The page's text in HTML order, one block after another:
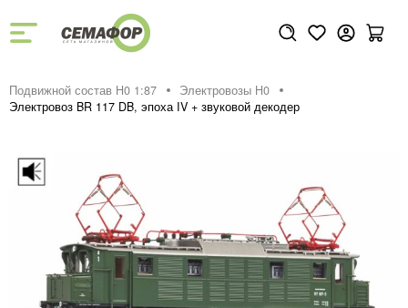
Подвижной состав H0 1:87
Электровозы H0
Электровоз BR 117 DB, эпоха IV + звуковой декодер